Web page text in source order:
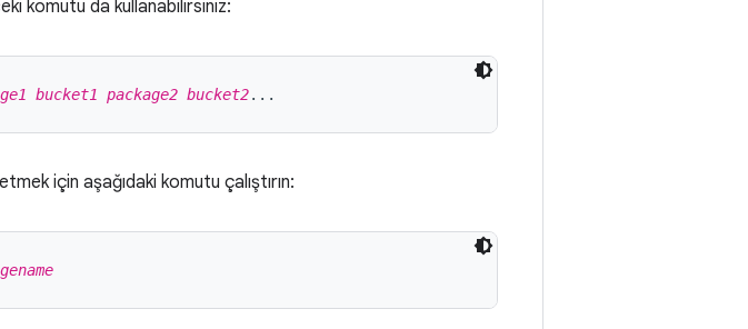
komutu da kullanabilirsiniz:
bucket1 package2 bucket2...
için aşağıdaki komutu çalıştırın: